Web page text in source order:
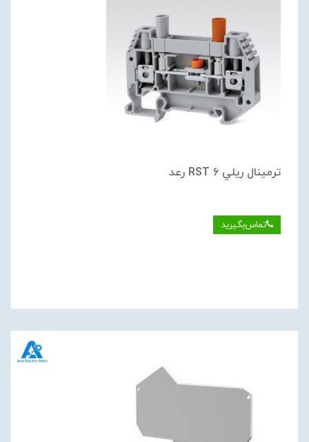
ترمينال ريلي RST 6 رعد
تماس‌بگیرید